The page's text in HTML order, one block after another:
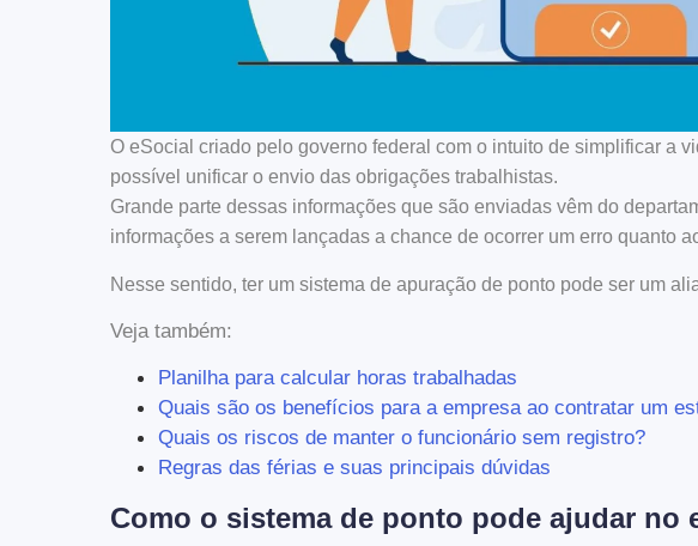
O eSocial criado pelo governo federal com o intuito de simplificar a
possível unificar o envio das obrigações trabalhistas.
Grande parte dessas informações que são enviadas vêm do
informações a serem lançadas a chance de ocorrer um erro quanto
Nesse sentido, ter um sistema de apuração de ponto pode ser um
Veja também:
Planilha para calcular horas trabalhadas
Quais são os benefícios para a empresa ao contratar um
Quais os riscos de manter o funcionário sem registro?
Regras das férias e suas principais dúvidas
Como o sistema de ponto pode ajudar no